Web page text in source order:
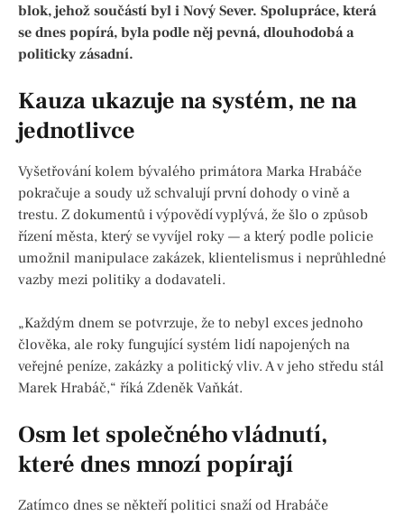
blok, jehož součástí byl i Nový Sever. Spolupráce, která
se dnes popírá, byla podle něj pevná, dlouhodobá a
politicky zásadní.
Kauza ukazuje na systém, ne na
jednotlivce
Vyšetřování kolem bývalého primátora Marka Hrabáče
pokračuje a soudy už schvalují první dohody o vině a
trestu. Z dokumentů i výpovědí vyplývá, že šlo o způsob
řízení města, který se vyvíjel roky — a který podle policie
umožnil manipulace zakázek, klientelismus i neprůhledné
vazby mezi politiky a dodavateli.
„Každým dnem se potvrzuje, že to nebyl exces jednoho
člověka, ale roky fungující systém lidí napojených na
veřejné peníze, zakázky a politický vliv. A v jeho středu stál
Marek Hrabáč,“ říká Zdeněk Vaňkát.
Osm let společného vládnutí,
které dnes mnozí popírají
Zatímco dnes se někteří politici snaží od Hrabáče